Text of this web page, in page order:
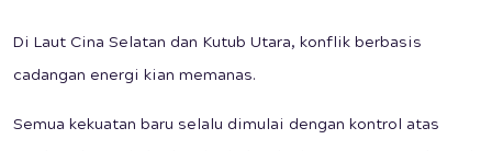
Di Laut Cina Selatan dan Kutub Utara, konflik berbasis
cadangan energi kian memanas.
Semua kekuatan baru selalu dimulai dengan kontrol atas